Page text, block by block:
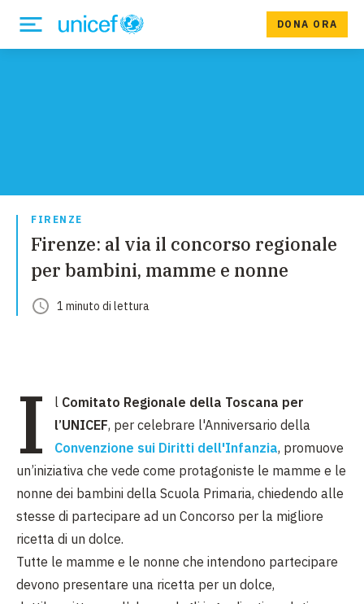
DONA ORA
FIRENZE
Firenze: al via il concorso regionale
per bambini, mamme e nonne
1 minuto di lettura
I l Comitato Regionale della Toscana per
l’UNICEF, per celebrare l'Anniversario della
Convenzione sui Diritti dell'Infanzia, promuove
un’iniziativa che vede come protagoniste le mamme e le
nonne dei bambini della Scuola Primaria, chiedendo alle
stesse di partecipare ad un Concorso per la migliore
ricetta di un dolce.
Tutte le mamme e le nonne che intendono partecipare
devono presentare una ricetta per un dolce,